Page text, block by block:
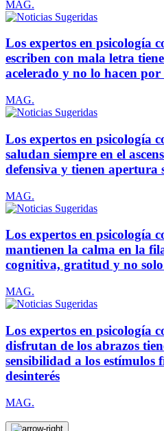
MAG.
Los expertos en psicología
escriben con mala letra
acelerado y no lo hacen por
MAG.
Los expertos en psicología
saludan siempre en el
defensiva y tienen apertura
MAG.
Los expertos en psicología
mantienen la calma en la
cognitiva, gratitud y no
MAG.
Los expertos en psicología
disfrutan de los abrazos
sensibilidad a los estímulos
desinterés
MAG.